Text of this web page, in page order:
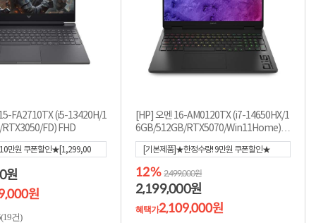
FA2710TX (i5-13420H/1
FD) FHD
만원 쿠폰할인★[1,299,00
원
원
(19건)
[HP] 오멘 16-AM0120TX (i7-14650HX/1
6GB/512GB/RTX5070/Win11Home) Q
HD
[기본제품]★한정수량! 9만원 쿠폰할인★
[2,199,000]
12% 2,499,000원
2,199,000원
혜택가2,109,000원